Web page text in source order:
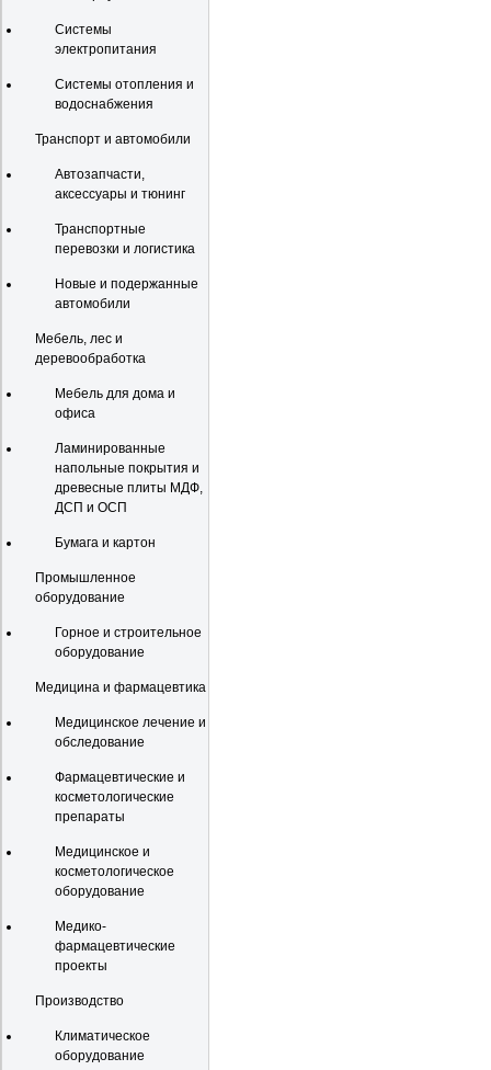
Системы
электропитания
Системы отопления и
водоснабжения
Транспорт и автомобили
Автозапчасти,
аксессуары и тюнинг
Транспортные
перевозки и логистика
Новые и подержанные
автомобили
Мебель, лес и
деревообработка
Мебель для дома и
офиса
Ламинированные
напольные покрытия и
древесные плиты МДФ,
ДСП и ОСП
Бумага и картон
Промышленное
оборудование
Горное и строительное
оборудование
Медицина и фармацевтика
Медицинское лечение и
обследование
Фармацевтические и
косметологические
препараты
Медицинское и
косметологическое
оборудование
Медико-
фармацевтические
проекты
Производство
Климатическое
оборудование